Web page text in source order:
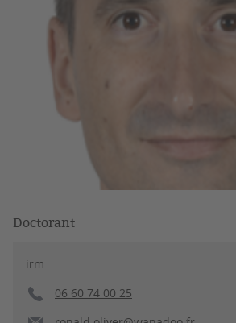
Doctorant
irm
06 60 74 00 25